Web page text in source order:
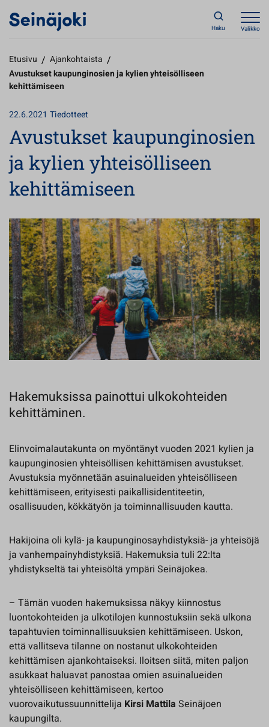
Haku Valikko
Etusivu / Ajankohtaista /
Avustukset kaupunginosien ja kylien yhteisölliseen
kehittämiseen
22.6.2021 Tiedotteet
Avustukset kaupunginosien
ja kylien yhteisölliseen
kehittämiseen
Hakemuksissa painottui ulkokohteiden
kehittäminen.
Elinvoimalautakunta on myöntänyt vuoden 2021 kylien ja
kaupunginosien yhteisöllisen kehittämisen avustukset.
Avustuksia myönnetään asuinalueiden yhteisölliseen
kehittämiseen, erityisesti paikallisidentiteetin,
osallisuuden, kökkätyön ja toiminnallisuuden kautta.
Hakijoina oli kylä- ja kaupunginosayhdistyksiä- ja yhteisöjä
ja vanhempainyhdistyksiä. Hakemuksia tuli 22:lta
yhdistykseltä tai yhteisöltä ympäri Seinäjokea.
– Tämän vuoden hakemuksissa näkyy kiinnostus
luontokohteiden ja ulkotilojen kunnostuksiin sekä ulkona
tapahtuvien toiminnallisuuksien kehittämiseen. Uskon,
että vallitseva tilanne on nostanut ulkokohteiden
kehittämisen ajankohtaiseksi. Iloitsen siitä, miten paljon
asukkaat haluavat panostaa omien asuinalueiden
yhteisölliseen kehittämiseen, kertoo
vuorovaikutussuunnittelija Kirsi Mattila Seinäjoen
kaupungilta.